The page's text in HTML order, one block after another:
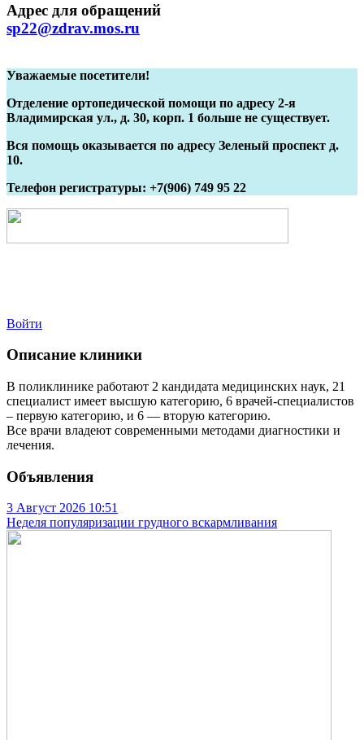
Адрес для обращений
sp22@zdrav.mos.ru
Уважаемые посетители!
Отделение ортопедической помощи по адресу 2-я
Владимирская ул., д. 30, корп. 1 больше не существует.
Вся помощь оказывается по адресу Зеленый проспект д.
10.
Телефон регистратуры: +7(906) 749 95 22
Войти
Описание клиники
В поликлинике работают 2 кандидата медицинских наук, 21
специалист имеет высшую категорию, 6 врачей-специалистов
– первую категорию, и 6 — вторую категорию.
Все врачи владеют современными методами диагностики и
лечения.
Объявления
3 Август 2026 10:51
Неделя популяризации грудного вскармливания